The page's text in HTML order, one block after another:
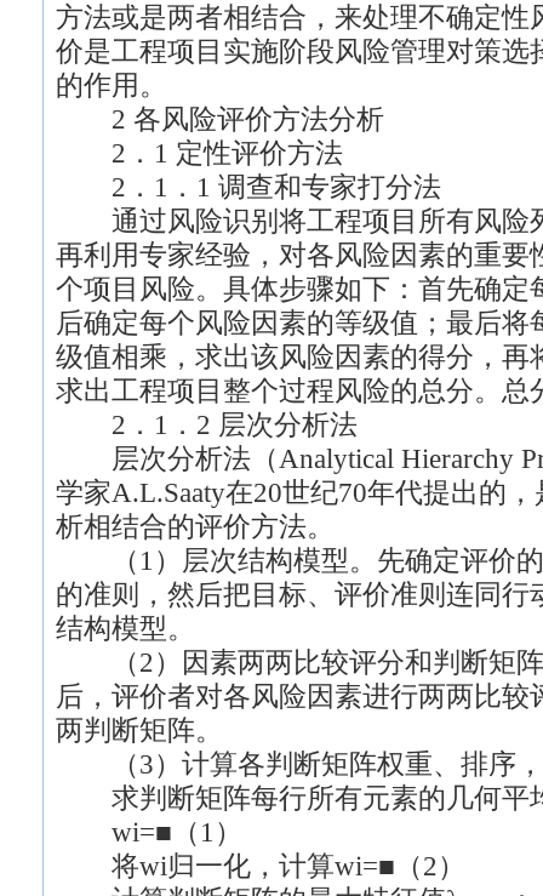
方法或是两者相结合，来处理不确定性
价是工程项目实施阶段风险管理对策选
的作用。
2 各风险评价方法分析
2．1 定性评价方法
2．1．1 调查和专家打分法
通过风险识别将工程项目所有风险
再利用专家经验，对各风险因素的重要
个项目风险。具体步骤如下：首先确定
后确定每个风险因素的等级值；最后
级值相乘，求出该风险因素的得分，再
求出工程项目整个过程风险的总分。总
2．1．2 层次分析法
层次分析法（Analytical Hierarchy
学家A.L.Saaty在20世纪70年代提出的
析相结合的评价方法。
（1）层次结构模型。先确定评价的
的准则，然后把目标、评价准则连同行
结构模型。
（2）因素两两比较评分和判断矩阵
后，评价者对各风险因素进行两两比
两判断矩阵。
（3）计算各判断矩阵权重、排序，
求判断矩阵每行所有元素的几何平
wi=■（1）
将wi归一化，计算wi=■（2）